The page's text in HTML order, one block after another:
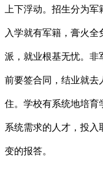
上下浮动。招生分为
入学就有军籍，膏火
派，就业根基无忧。非
前要签合同，结业就去
住。学校有系统地培育
系统需求的人才，投入
变的报答。